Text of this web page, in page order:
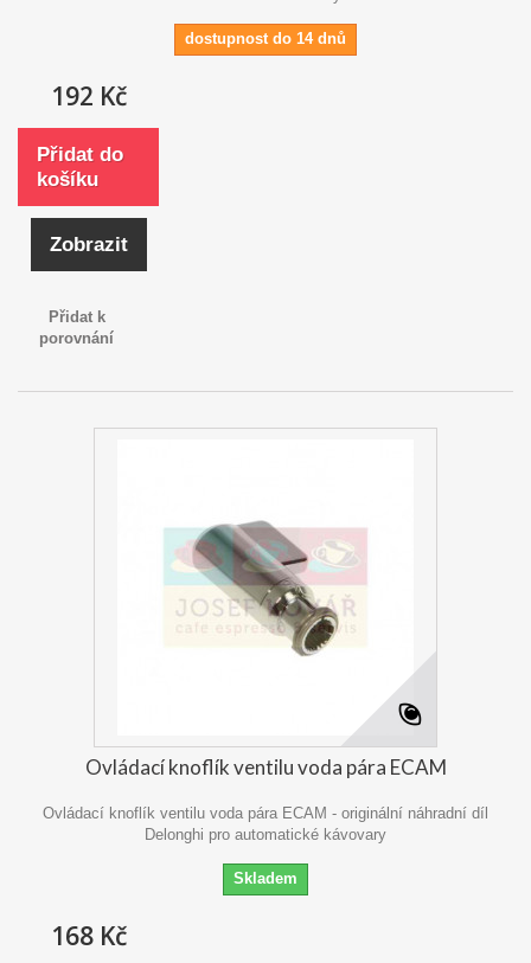
dostupnost do 14 dnů
192 Kč
Přidat do
košíku
Zobrazit
Přidat k
porovnání
Ovládací knoflík ventilu voda pára ECAM
Ovládací knoflík ventilu voda pára ECAM - originální náhradní díl
Delonghi pro automatické kávovary
Skladem
168 Kč